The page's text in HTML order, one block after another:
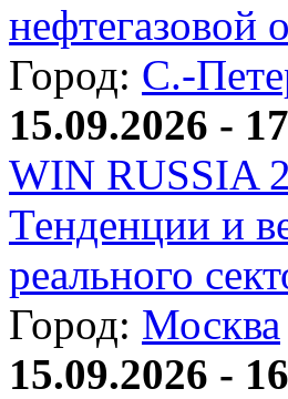
нефтегазовой
Город: С.-
15.09.2026 -
WIN RUSSIA
Тенденции и
реального
Город: Москва
15.09.2026 -